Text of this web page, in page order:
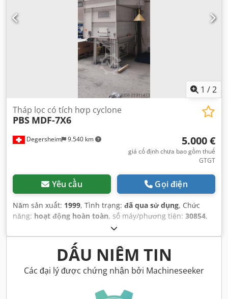
1 /2
Degersheim 9.540 km
Tháp lọc có tích hợp cyclone
PBS MDF-7X6
5.000 €
giá cố định chưa bao gồm thuế
GTGT
Yêu cầu Gọi điện
Năm sản xuất: 1999, Tình trạng: đã qua sử dụng, Chức
năng: hoạt động hoàn toàn, số máy/phương tiện: 30854,
DẤU NIÊM TIN
Các đại lý được chứng nhận bởi Machineseeker